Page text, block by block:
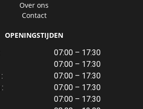
Over ons
Contact
OPENINGSTIJDEN
07:00 – 17:30
07:00 – 17:30
07:00 – 17:30
07:00 – 17:30
07:00 – 17:30